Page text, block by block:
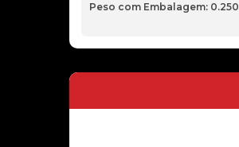
Peso com Embalagem: 0.250